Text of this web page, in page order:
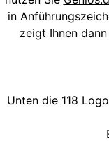
in
zeigt Ihnen
Unten die 118